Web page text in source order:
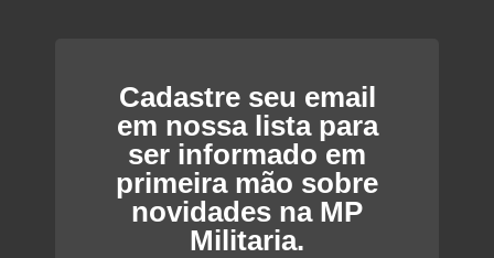
Cadastre seu email
em nossa lista para
ser informado em
primeira mão sobre
novidades na MP
Militaria.